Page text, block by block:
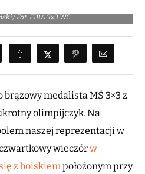
/ Fot. FIBA 3x3 WC
brązowy medalista MŚ 3×3 z
olimpijczyk. Na
naszej reprezentacji w
wieczórw
z boiskiempołożonym przy